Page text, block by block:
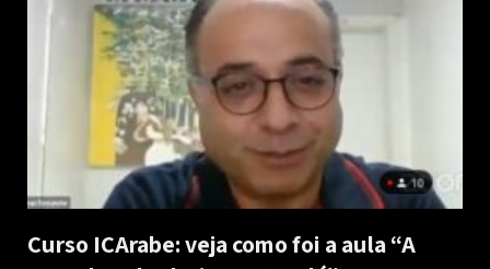
Curso ICArabe: veja como foi a aula “A